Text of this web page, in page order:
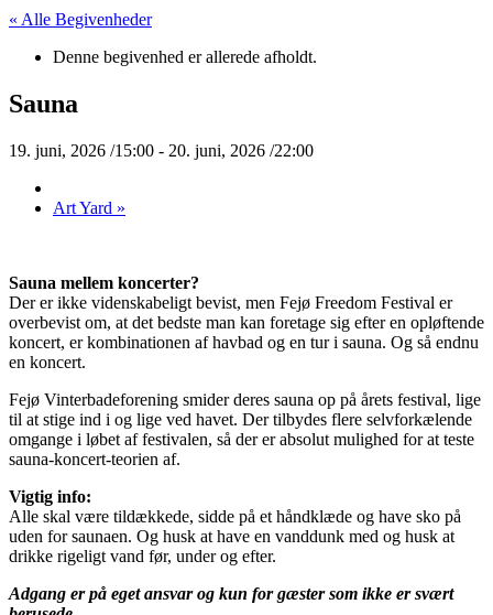
« Alle Begivenheder
Denne begivenhed er allerede afholdt.
Sauna
19. juni, 2026 /15:00 - 20. juni, 2026 /22:00
Art Yard »
Sauna mellem koncerter?
Der er ikke videnskabeligt bevist, men Fejø Freedom Festival er
overbevist om, at det bedste man kan foretage sig efter en opløftende
koncert, er kombinationen af havbad og en tur i sauna. Og så endnu
en koncert.
Fejø Vinterbadeforening smider deres sauna op på årets festival, lige
til at stige ind i og lige ved havet. Der tilbydes flere selvforkælende
omgange i løbet af festivalen, så der er absolut mulighed for at teste
sauna-koncert-teorien af.
Vigtig info:
Alle skal være tildækkede, sidde på et håndklæde og have sko på
uden for saunaen. Og husk at have en vanddunk med og husk at
drikke rigeligt vand før, under og efter.
Adgang er på eget ansvar og kun for gæster som ikke er svært